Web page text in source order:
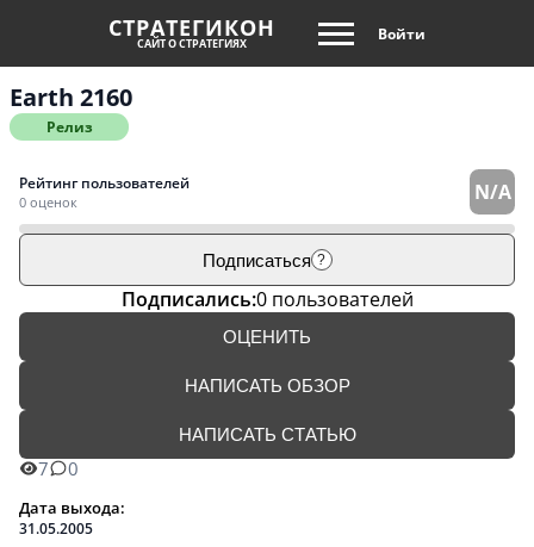
СТРАТЕГИКОН
САЙТ О СТРАТЕГИЯХ Войти
Earth 2160
Релиз
Рейтинг пользователей
0 оценок N/A
Подписаться ?
Подписались:0 пользователей
ОЦЕНИТЬ
НАПИСАТЬ ОБЗОР
НАПИСАТЬ СТАТЬЮ
7 0
Дата выхода:
31.05.2005